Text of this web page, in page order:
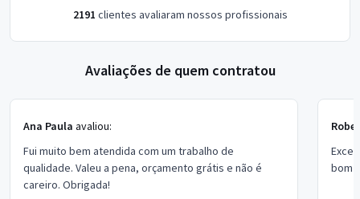
2191 clientes avaliaram nossos profissionais
Avaliações de quem contratou
Ana Paula avaliou:
Fui muito bem atendida com um trabalho de
qualidade. Valeu a pena, orçamento grátis e não é
careiro. Obrigada!
bom